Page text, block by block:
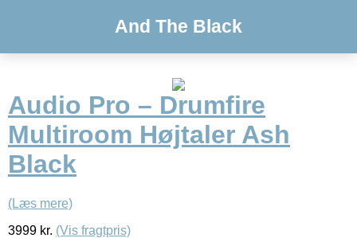
And The Black
Audio Pro – Drumfire
Multiroom Højtaler Ash
Black
(Læs mere)
3999 kr. (Vis fragtpris)